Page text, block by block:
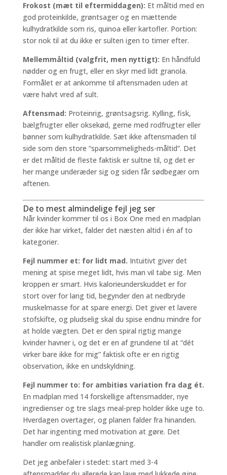
Frokost (mæt til eftermiddagen): Et måltid med en
god proteinkilde, grøntsager og en mættende
kulhydratkilde som ris, quinoa eller kartofler. Portion:
stor nok til at du ikke er sulten igen to timer efter.
Mellemmåltid (valgfrit, men nyttigt): En håndfuld
nødder og en frugt, eller en skyr med lidt granola.
Formålet er at ankomme til aftensmaden uden at
være halvt vred af sult.
Aftensmad: Proteinrig, grøntsagsrig. Kylling, fisk,
bælgfrugter eller oksekød, gerne med rodfrugter eller
bønner som kulhydratkilde. Sæt ikke aftensmaden til
side som den store “sparsommeligheds-måltid”. Det
er det måltid de fleste faktisk er sultne til, og det er
her mange underæder sig og siden får sødbegær om
aftenen.
De to mest almindelige fejl jeg ser
Når kvinder kommer til os i Box One med en madplan
der ikke har virket, falder det næsten altid i én af to
kategorier.
Fejl nummer et: for lidt mad. Intuitivt giver det
mening at spise meget lidt, hvis man vil tabe sig. Men
kroppen er smart. Hvis kalorieunderskuddet er for
stort over for lang tid, begynder den at nedbryde
muskelmasse for at spare energi. Det giver et lavere
stofskifte, og pludselig skal du spise endnu mindre for
at holde vægten. Det er den spiral rigtig mange
kvinder havner i, og det er en af grundene til at “dét
virker bare ikke for mig” faktisk ofte er en rigtig
observation, ikke en undskyldning.
Fejl nummer to: for ambitiøs variation fra dag ét.
En madplan med 14 forskellige aftensmadder, nye
ingredienser og tre slags meal-prep holder ikke uge to.
Hverdagen overtager, og planen falder fra hinanden.
Det har ingenting med motivation at gøre. Det
handler om realistisk planlægning.
Det jeg anbefaler i stedet: start med 3-4